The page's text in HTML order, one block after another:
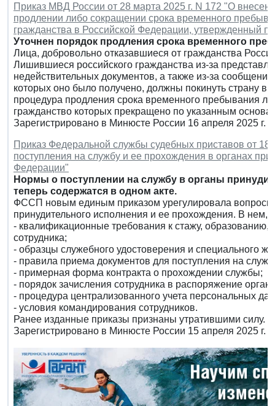
Приказ МВД России от 28 марта 2025 г. N 172 "О
продлении либо сокращении срока временного
гражданства в Российской Федерации, утвержденный
Уточнен порядок продления срока временного
Лица, добровольно отказавшиеся от гражданства
Лишившиеся российского гражданства из-за
недействительных документов, а также из-за
которых оно было получено, должны покинуть страну в
процедура продления срока временного пребывания
гражданство которых прекращено по указанным
Зарегистрировано в Минюсте России 16 апреля 2025 г.
Приказ Федеральной службы судебных приставов от
поступления на службу и ее прохождения в органах
Федерации"
Нормы о поступлении на службу в органы
теперь содержатся в одном акте.
ФССП новым единым приказом урегулировала вопросы
принудительного исполнения и ее прохождения. В нем,
- квалификационные требования к стажу,
сотрудника;
- образцы служебного удостоверения и специального
- правила приема документов для поступления на
- примерная форма контракта о прохождении службы;
- порядок зачисления сотрудника в распоряжение
- процедура централизованного учета персональных
- условия командирования сотрудников.
Ранее изданные приказы признаны утратившими силу.
Зарегистрировано в Минюсте России 15 апреля 2025 г.